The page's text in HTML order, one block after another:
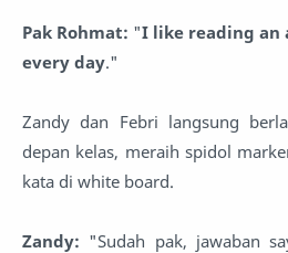
Pak Rohmat: "I like reading
every day."
Zandy dan Febri langsung
depan kelas, meraih spidol
kata di white board.
Zandy: "Sudah pak, jawaban